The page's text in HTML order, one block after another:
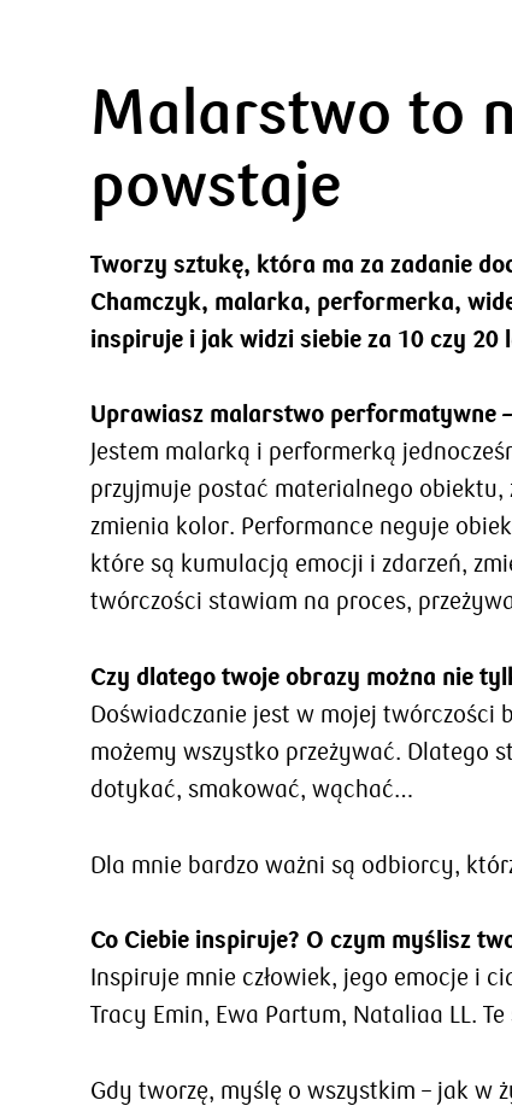
Malarstwo to
powstaje
Tworzy sztukę, która ma za zadanie
Chamczyk, malarka, performerka,
inspiruje i jak widzi siebie za 10 czy 20
Uprawiasz malarstwo performatywne
Jestem malarką i performerką
przyjmuje postać materialnego obiektu,
zmienia kolor. Performance neguje
które są kumulacją emocji i zdarzeń,
twórczości stawiam na proces,
Czy dlatego twoje obrazy można nie
Doświadczanie jest w mojej twórczości
możemy wszystko przeżywać. Dlatego
dotykać, smakować, wąchać…
Dla mnie bardzo ważni są odbiorcy,
Co Ciebie inspiruje? O czym myślisz
Inspiruje mnie człowiek, jego emocje i
Tracy Emin, Ewa Partum, Nataliaa LL.
Gdy tworzę, myślę o wszystkim – jak w